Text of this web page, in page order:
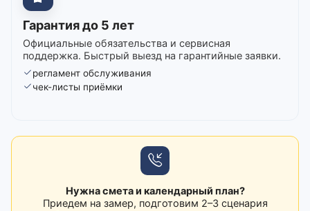
Гарантия до 5 лет
Официальные обязательства и сервисная
поддержка. Быстрый выезд на гарантийные заявки.
регламент обслуживания
чек-листы приёмки
Нужна смета и календарный план?
Приедем на замер, подготовим 2–3 сценария